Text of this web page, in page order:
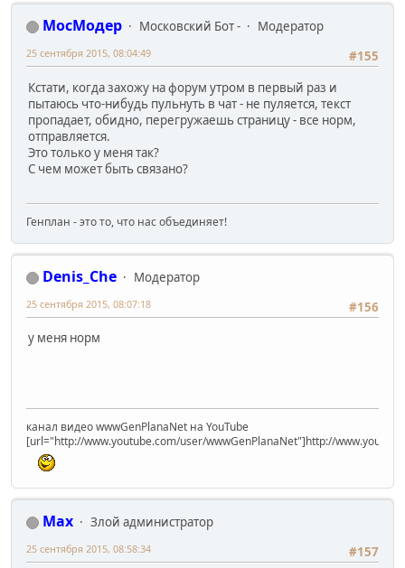
МосМодер Московский Бот -
Модератор
#155
25 сентября 2015, 08:04:49
Кстати, когда захожу на форум утром в первый раз и
пытаюсь что-нибудь пульнуть в чат - не пуляется, текст
пропадает, обидно, перегружаешь страницу - все норм,
отправляется.
Это только у меня так?
С чем может быть связано?
Генплан - это то, что нас объединяет!
Denis_Che
Модератор
#156
25 сентября 2015, 08:07:18
у меня норм
канал видео wwwGenPlanaNet на YouTube
[url="http://www.youtube.com/user/wwwGenPlanaNet"]http://
Max
Злой администратор
#157
25 сентября 2015, 08:58:34